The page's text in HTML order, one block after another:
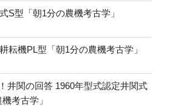
S型「朝1分の農機考古学」
耘機PL型「朝1分の農機考古学」
井関の回答 1960年型式認定井関式
考古学」